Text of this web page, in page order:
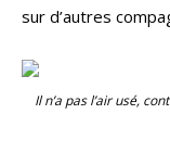
sur d’autres
Il n’a pas l’air usé,